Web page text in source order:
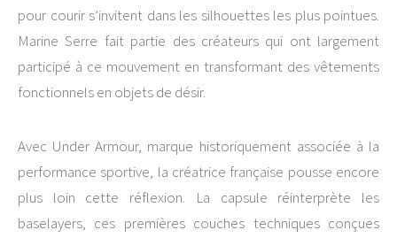
pour courir s’invitent dans les silhouettes les plus pointues.
Marine Serre fait partie des créateurs qui ont largement
participé à ce mouvement en transformant des vêtements
fonctionnels en objets de désir.
Avec Under Armour, marque historiquement associée à la
performance sportive, la créatrice française pousse encore
plus loin cette réflexion. La capsule réinterprète les
baselayers, ces premières couches techniques conçues